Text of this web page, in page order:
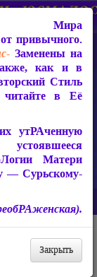
ЮНЕСКО
Мира
привычного.
Заменены на
как и в
Стиль
в Её
утРАченную
Матери
— Сурьскому-
Закрыть